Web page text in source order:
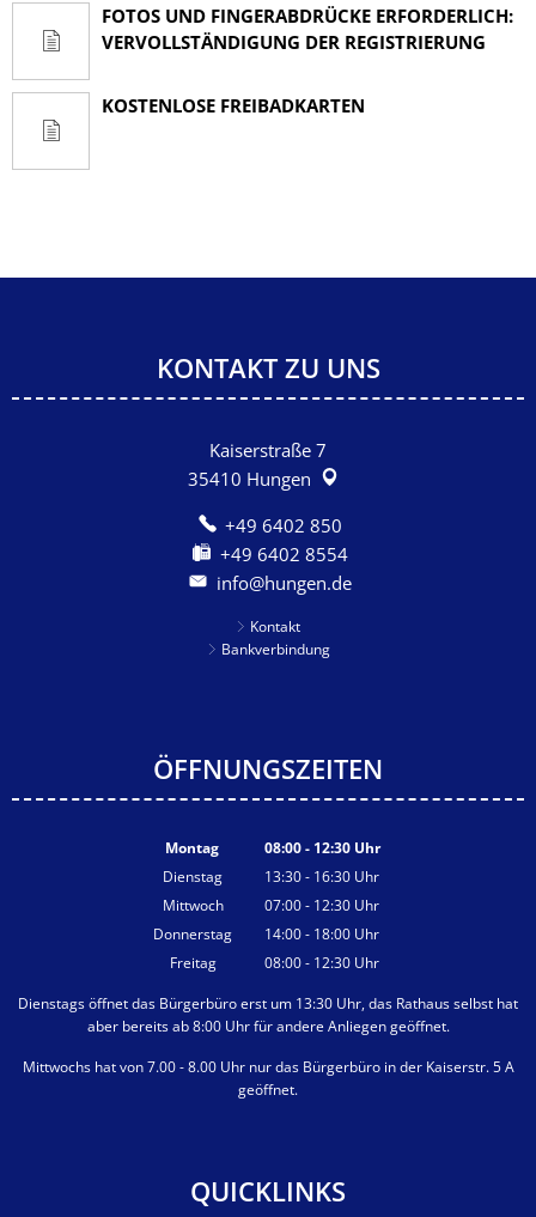
FOTOS UND FINGERABDRÜCKE ERFORDERLICH:
VERVOLLSTÄNDIGUNG DER REGISTRIERUNG
KOSTENLOSE FREIBADKARTEN
KONTAKT ZU UNS
Kaiserstraße 7
35410 Hungen
+49 6402 850
+49 6402 8554
info@hungen.de
Kontakt
Bankverbindung
ÖFFNUNGSZEITEN
Montag 08:00- 12:30Uhr
Von 08:00 bis 12:30 Uhr
Dienstag 13:30- 16:30 Uhr
Von 13:30 bis 16:30 Uhr
Mittwoch 07:00- 12:30 Uhr
Von 07:00 bis 12:30 Uhr
Donnerstag 14:00- 18:00 Uhr
Von 14:00 bis 18:00 Uhr
Freitag 08:00- 12:30 Uhr
Dienstags öffnet das Bürgerbüro erst um 13:30 Uhr, das Rathaus selbst hat
aber bereits ab 8:00 Uhr für andere Anliegen geöffnet.
Mittwochs hat von 7.00 - 8.00 Uhr nur das Bürgerbüro in der Kaiserstr. 5 A
geöffnet.
QUICKLINKS